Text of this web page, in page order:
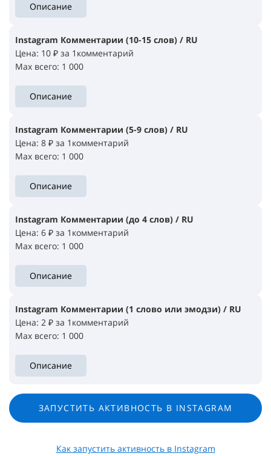
Описание
Instagram Комментарии (10-15 слов) / RU
Цена: 10 ₽ за 1комментарий
Max всего: 1 000
Описание
Instagram Комментарии (5-9 слов) / RU
Цена: 8 ₽ за 1комментарий
Max всего: 1 000
Описание
Instagram Комментарии (до 4 слов) / RU
Цена: 6 ₽ за 1комментарий
Max всего: 1 000
Описание
Instagram Комментарии (1 слово или эмодзи) / RU
Цена: 2 ₽ за 1комментарий
Max всего: 1 000
Описание
ЗАПУСТИТЬ АКТИВНОСТЬ В INSTAGRAM
Как запустить активность в Instagram